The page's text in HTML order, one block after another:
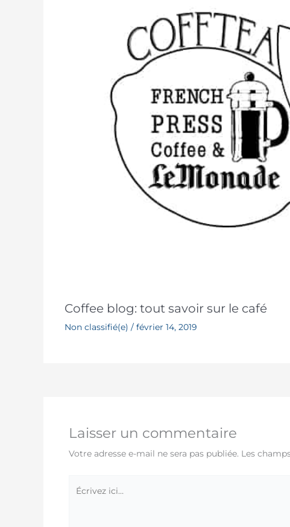
Coffee blog: tout savoir sur le café
Non classifié(e) / février 14, 2019
Laisser un commentaire
Votre adresse e-mail ne sera pas publiée. Les
Écrivez